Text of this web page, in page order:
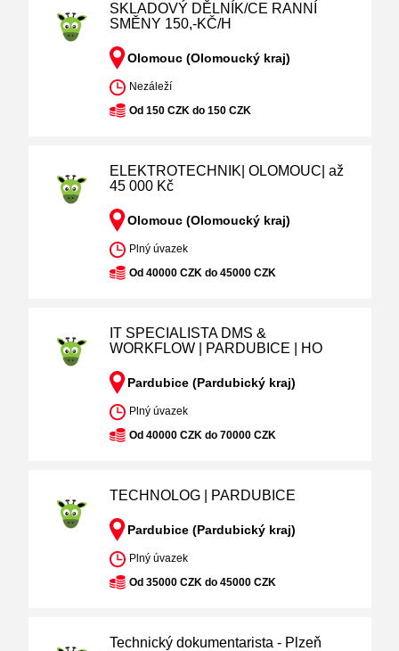
SKLADOVÝ DĚLNÍK/CE RANNÍ
SMĚNY 150,-KČ/H
Olomouc (Olomoucký kraj)
Nezáleží
Od 150 CZK do 150 CZK
ELEKTROTECHNIK| OLOMOUC| až
45 000 Kč
Olomouc (Olomoucký kraj)
Plný úvazek
Od 40000 CZK do 45000 CZK
IT SPECIALISTA DMS &
WORKFLOW | PARDUBICE | HO
Pardubice (Pardubický kraj)
Plný úvazek
Od 40000 CZK do 70000 CZK
TECHNOLOG | PARDUBICE
Pardubice (Pardubický kraj)
Plný úvazek
Od 35000 CZK do 45000 CZK
Technický dokumentarista - Plzeň